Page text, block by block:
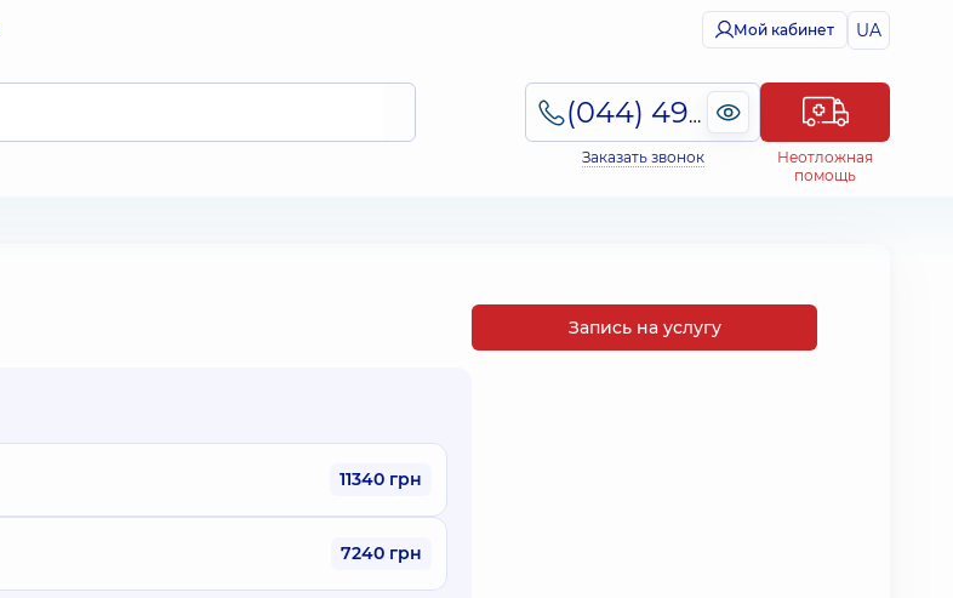
Мой кабинет UA
(044) 495-2-888
Заказать звонок
Неотложная
помощь
11340 грн
7240 грн
Запись на услугу